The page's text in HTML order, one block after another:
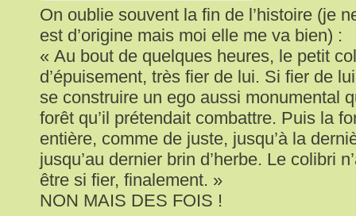
On oublie souvent la fin de l’histoire (je
est d’origine mais moi elle me va bien) :
« Au bout de quelques heures, le petit
d’épuisement, très fier de lui. Si fier de
se construire un ego aussi monumental
forêt qu’il prétendait combattre. Puis la
entière, comme de juste, jusqu’à la
jusqu’au dernier brin d’herbe. Le colibri
être si fier, finalement. »
NON MAIS DES FOIS !